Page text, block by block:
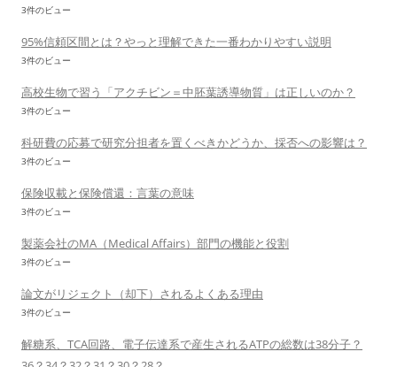
3件のビュー
95%信頼区間とは？やっと理解できた一番わかりやすい説明
3件のビュー
高校生物で習う「アクチビン＝中胚葉誘導物質」は正しいのか？
3件のビュー
科研費の応募で研究分担者を置くべきかどうか、採否への影響は？
3件のビュー
保険収載と保険償還：言葉の意味
3件のビュー
製薬会社のMA（Medical Affairs）部門の機能と役割
3件のビュー
論文がリジェクト（却下）されるよくある理由
3件のビュー
解糖系、TCA回路、電子伝達系で産生されるATPの総数は38分子？